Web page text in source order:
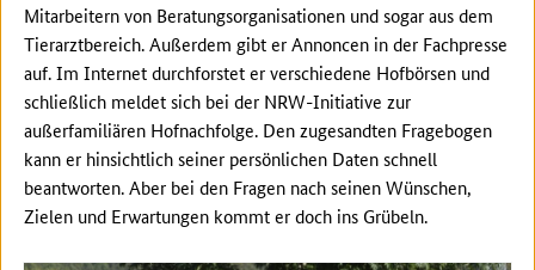
Mitarbeitern von Beratungsorganisationen und sogar aus dem
Tierarztbereich. Außerdem gibt er Annoncen in der Fachpresse
auf. Im Internet durchforstet er verschiedene Hofbörsen und
schließlich meldet sich bei der NRW-Initiative zur
außerfamiliären Hofnachfolge. Den zugesandten Fragebogen
kann er hinsichtlich seiner persönlichen Daten schnell
beantworten. Aber bei den Fragen nach seinen Wünschen,
Zielen und Erwartungen kommt er doch ins Grübeln.